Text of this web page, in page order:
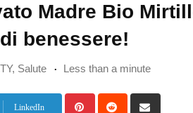
Madre Bio
benessere!
, Salute Less than a minute
LinkedIn PinterestReddit